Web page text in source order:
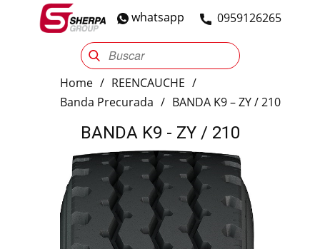
​0959126265
whatsapp
Sherpa Group Reencauche Automotriz
Home / REENCAUCHE /
Banda Precurada / BANDA K9 – ZY / 210
BANDA K9 - ZY / 210